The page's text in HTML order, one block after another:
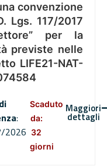
convenzione
Lgs. 117/2017
per la
previste nelle
LIFE21-NAT-
:
2026
Scaduto
da:
32
giorni
Maggiori
dettagli